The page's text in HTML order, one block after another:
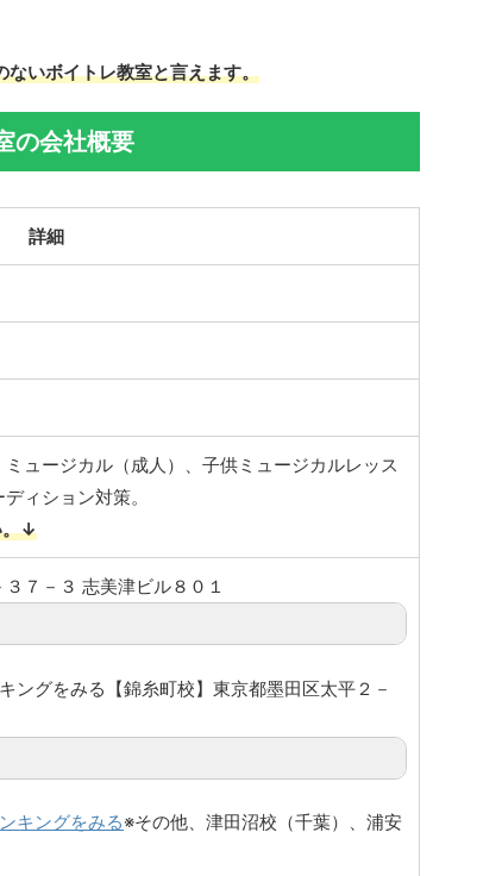
いボイトレ教室と言えます。
の会社概要
詳細
ュージカル（成人）、子供ミュージカルレッス
ィション対策。
。↓
７－３ 志美津ビル８０１
ングをみる【錦糸町校】東京都墨田区太平２－
キングをみる※その他、津田沼校（千葉）、浦安